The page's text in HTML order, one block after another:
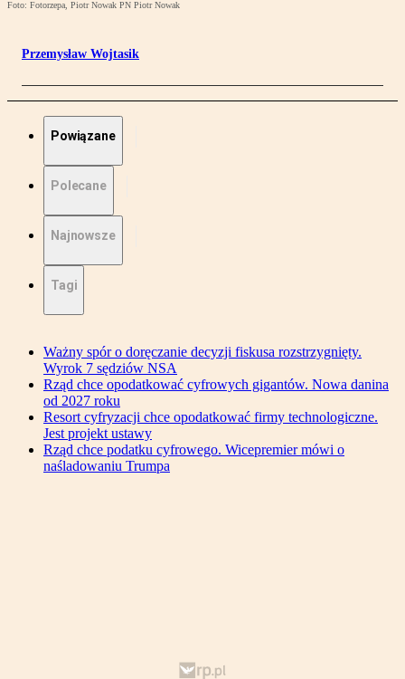
Foto: Fotorzepa, Piotr Nowak PN Piotr Nowak
Przemysław Wojtasik
Powiązane
Polecane
Najnowsze
Tagi
Ważny spór o doręczanie decyzji fiskusa rozstrzygnięty.
Wyrok 7 sędziów NSA
Rząd chce opodatkować cyfrowych gigantów. Nowa danina
od 2027 roku
Resort cyfryzacji chce opodatkować firmy technologiczne.
Jest projekt ustawy
Rząd chce podatku cyfrowego. Wicepremier mówi o
naśladowaniu Trumpa